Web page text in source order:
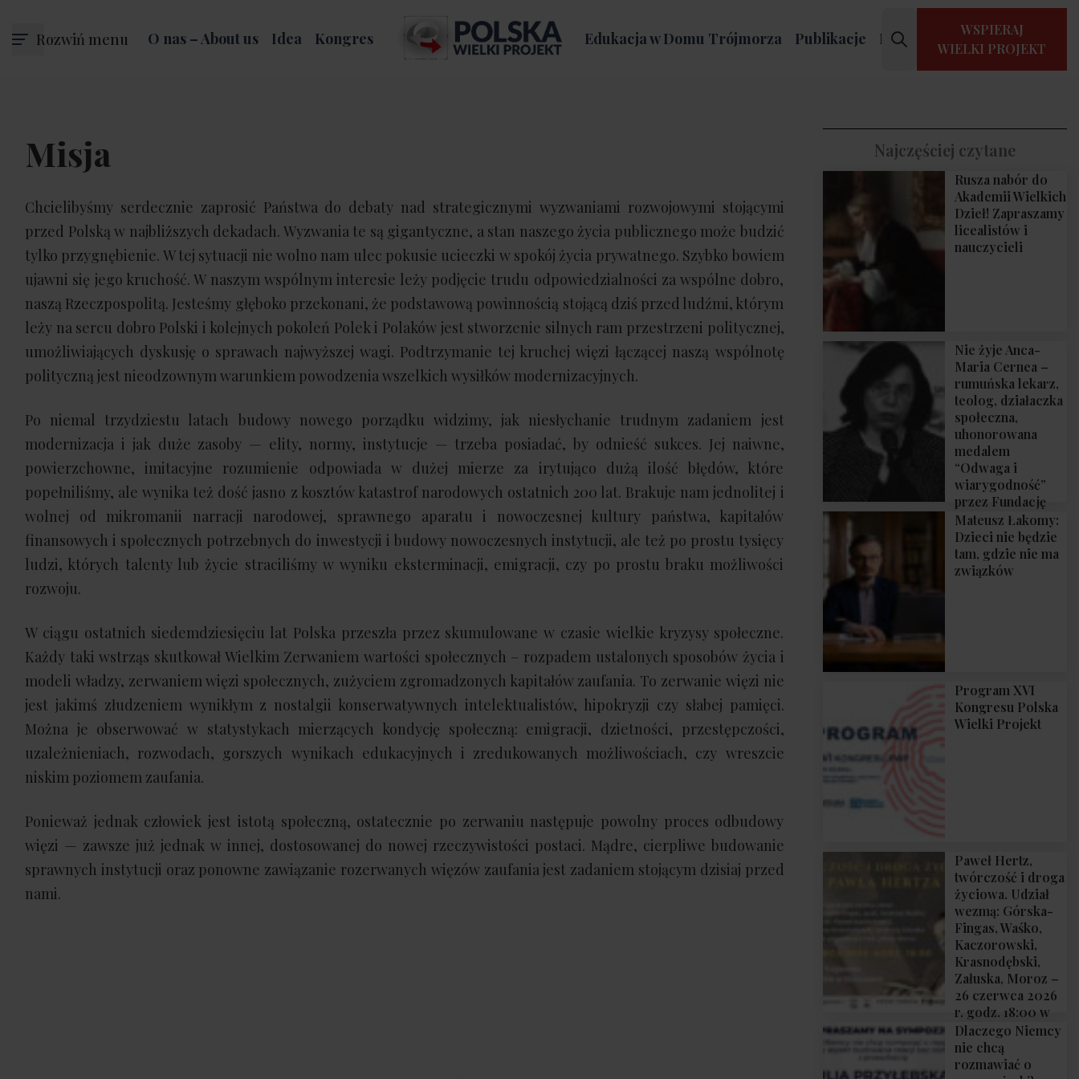
Rozwiń menu O nas – About us Idea Kongres Edukacja w Domu Trójmorza Publikacje Kontakt
WSPIERAJ
WIELKI PROJEKT
Misja
Chcielibyśmy serdecznie zaprosić Państwa do debaty nad strategicznymi wyzwaniami rozwojowymi stojącymi
przed Polską w najbliższych dekadach. Wyzwania te są gigantyczne, a stan naszego życia publicznego może budzić
tylko przygnębienie. W tej sytuacji nie wolno nam ulec pokusie ucieczki w spokój życia prywatnego. Szybko bowiem
ujawni się jego kruchość. W naszym wspólnym interesie leży podjęcie trudu odpowiedzialności za wspólne dobro,
naszą Rzeczpospolitą. Jesteśmy głęboko przekonani, że podstawową powinnością stojącą dziś przed ludźmi, którym
leży na sercu dobro Polski i kolejnych pokoleń Polek i Polaków jest stworzenie silnych ram przestrzeni politycznej,
umożliwiających dyskusję o sprawach najwyższej wagi. Podtrzymanie tej kruchej więzi łączącej naszą wspólnotę
polityczną jest nieodzownym warunkiem powodzenia wszelkich wysiłków modernizacyjnych.
Po niemal trzydziestu latach budowy nowego porządku widzimy, jak niesłychanie trudnym zadaniem jest
modernizacja i jak duże zasoby — elity, normy, instytucje — trzeba posiadać, by odnieść sukces. Jej naiwne,
powierzchowne, imitacyjne rozumienie odpowiada w dużej mierze za irytująco dużą ilość błędów, które
popełniliśmy, ale wynika też dość jasno z kosztów katastrof narodowych ostatnich 200 lat. Brakuje nam jednolitej i
wolnej od mikromanii narracji narodowej, sprawnego aparatu i nowoczesnej kultury państwa, kapitałów
finansowych i społecznych potrzebnych do inwestycji i budowy nowoczesnych instytucji, ale też po prostu tysięcy
ludzi, których talenty lub życie straciliśmy w wyniku eksterminacji, emigracji, czy po prostu braku możliwości
rozwoju.
W ciągu ostatnich siedemdziesięciu lat Polska przeszła przez skumulowane w czasie wielkie kryzysy społeczne.
Każdy taki wstrząs skutkował Wielkim Zerwaniem wartości społecznych – rozpadem ustalonych sposobów życia i
modeli władzy, zerwaniem więzi społecznych, zużyciem zgromadzonych kapitałów zaufania. To zerwanie więzi nie
jest jakimś złudzeniem wynikłym z nostalgii konserwatywnych intelektualistów, hipokryzji czy słabej pamięci.
Można je obserwować w statystykach mierzących kondycję społeczną: emigracji, dzietności, przestępczości,
uzależnieniach, rozwodach, gorszych wynikach edukacyjnych i zredukowanych możliwościach, czy wreszcie
niskim poziomem zaufania.
Ponieważ jednak człowiek jest istotą społeczną, ostatecznie po zerwaniu następuje powolny proces odbudowy
więzi — zawsze już jednak w innej, dostosowanej do nowej rzeczywistości postaci. Mądre, cierpliwe budowanie
sprawnych instytucji oraz ponowne zawiązanie rozerwanych więzów zaufania jest zadaniem stojącym dzisiaj przed
nami.
Najczęściej czytane
Rusza nabór do
Akademii Wielkich
Dzieł! Zapraszamy
licealistów i
nauczycieli
Nie żyje Anca-
Maria Cernea –
rumuńska lekarz,
teolog, działaczka
społeczna,
uhonorowana
medalem
“Odwaga i
wiarygodność”
przez Fundację
Polska Wielki
Projekt
Mateusz Łakomy:
Dzieci nie będzie
tam, gdzie nie ma
związków
Program XVI
Kongresu Polska
Wielki Projekt
Paweł Hertz,
twórczość i droga
życiowa. Udział
wezmą: Górska-
Fingas, Waśko,
Kaczorowski,
Krasnodębski,
Załuska, Moroz –
26 czerwca 2026
r. godz. 18:00 w
Domu Trójmorza.
Zapraszamy!
Dlaczego Niemcy
nie chcą
rozmawiać o